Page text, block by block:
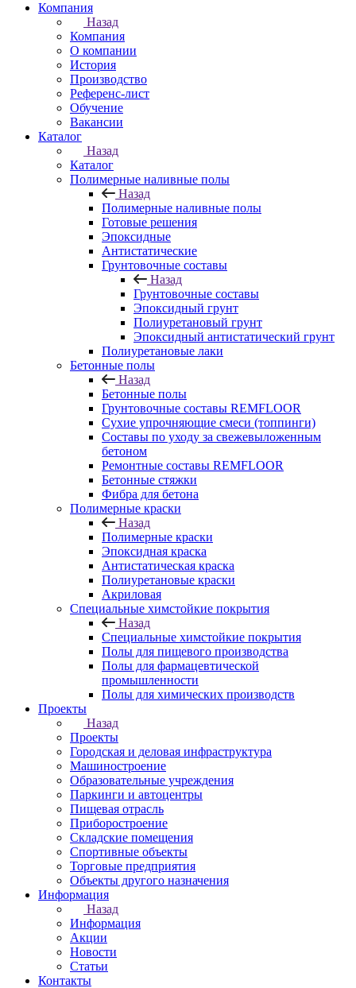
Компания
Назад
Компания
О компании
История
Производство
Референс-лист
Обучение
Вакансии
Каталог
Назад
Каталог
Полимерные наливные полы
Назад
Полимерные наливные полы
Готовые решения
Эпоксидные
Антистатические
Грунтовочные составы
Назад
Грунтовочные составы
Эпоксидный грунт
Полиуретановый грунт
Эпоксидный антистатический грунт
Полиуретановые лаки
Бетонные полы
Назад
Бетонные полы
Грунтовочные составы REMFLOOR
Сухие упрочняющие смеси (топпинги)
Составы по уходу за свежевыложенным
бетоном
Ремонтные составы REMFLOOR
Бетонные стяжки
Фибра для бетона
Полимерные краски
Назад
Полимерные краски
Эпоксидная краска
Антистатическая краска
Полиуретановые краски
Акриловая
Специальные химстойкие покрытия
Назад
Специальные химстойкие покрытия
Полы для пищевого производства
Полы для фармацевтической
промышленности
Полы для химических производств
Проекты
Назад
Проекты
Городская и деловая инфраструктура
Машиностроение
Образовательные учреждения
Паркинги и автоцентры
Пищевая отрасль
Приборостроение
Складские помещения
Спортивные объекты
Торговые предприятия
Объекты другого назначения
Информация
Назад
Информация
Акции
Новости
Статьи
Контакты